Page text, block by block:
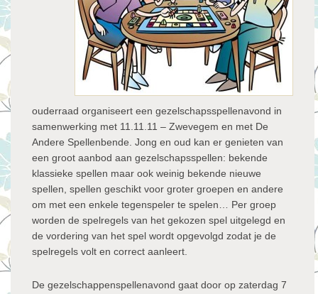
ouderraad organiseert een gezelschapsspellenavond in
samenwerking met 11.11.11 – Zwevegem en met De
Andere Spellenbende. Jong en oud kan er genieten van
een groot aanbod aan gezelschapsspellen: bekende
klassieke spellen maar ook weinig bekende nieuwe
spellen, spellen geschikt voor groter groepen en andere
om met een enkele tegenspeler te spelen… Per groep
worden de spelregels van het gekozen spel uitgelegd en
de vordering van het spel wordt opgevolgd zodat je de
spelregels volt en correct aanleert.
De gezelschappenspellenavond gaat door op zaterdag 7